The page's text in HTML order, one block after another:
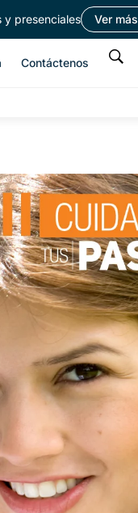
y presenciales Ver más
Contáctenos